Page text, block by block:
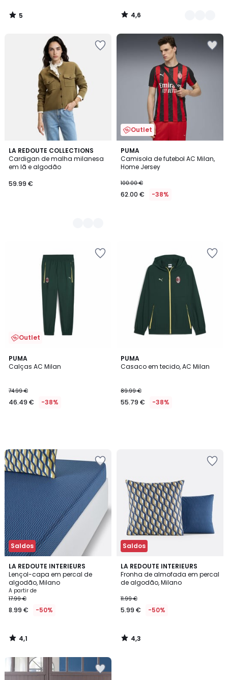
de
84.99
aplicado.
5
/
4,6
/
LA REDOUTE COLLECTIONS
Cardigan de malha milanesa
em lã e algodão
59.99 €
2
Cores
Outlet
PUMA
Camisola de futebol AC Milan,
Home Jersey
100.00 €
62.00 € -38%
Outlet
PUMA
Calças AC Milan
74.99 €
46.49 € -38%
PUMA
Casaco em tecido, AC Milan
89.99 €
55.79 € -38%
Saldos
LA REDOUTE INTERIEURS
Lençol-capa em percal de
algodão, Milano
A partir de
17.99 €
8.99 € -50%
4,1
/ 5
4,1
/
Saldos
LA REDOUTE INTERIEURS
Fronha de almofada em percal
de algodão, Milano
11.99 €
5.99 € -50%
4,3
/ 5
4,3
/